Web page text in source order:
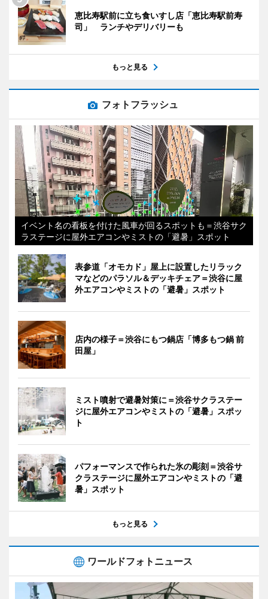
恵比寿駅前に立ち食いすし店「恵比寿駅前寿
司」 ランチやデリバリーも
もっと見る
フォトフラッシュ
イベント名の看板を付けた風車が回るスポットも＝渋谷サク
ラステージに屋外エアコンやミストの「避暑」スポット
表参道「オモカド」屋上に設置したリラック
マなどのパラソル＆デッキチェア＝渋谷に屋
外エアコンやミストの「避暑」スポット
店内の様子＝渋谷にもつ鍋店「博多もつ鍋 前
田屋」
ミスト噴射で避暑対策に＝渋谷サクラステー
ジに屋外エアコンやミストの「避暑」スポッ
ト
パフォーマンスで作られた氷の彫刻＝渋谷サ
クラステージに屋外エアコンやミストの「避
暑」スポット
もっと見る
ワールドフォトニュース